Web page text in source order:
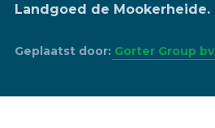
Landgoed de Mookerheide.
Geplaatst door: Gorter Group bv